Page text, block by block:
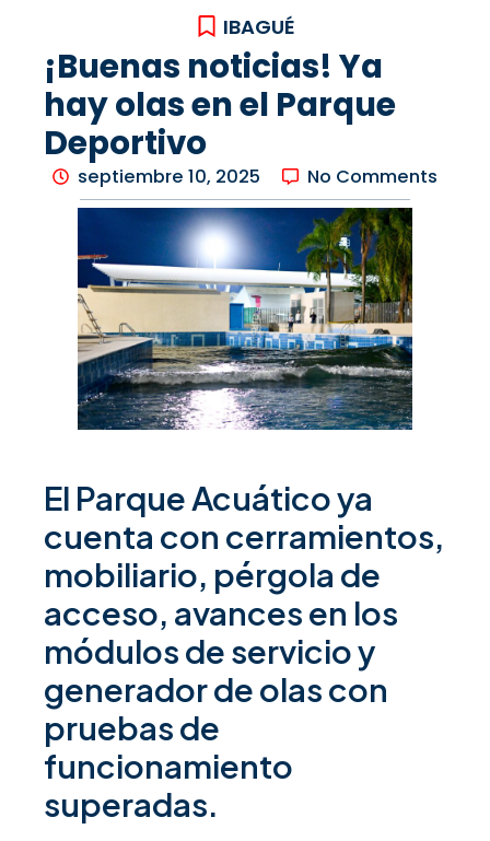
IBAGUÉ
¡Buenas noticias! Ya
hay olas en el Parque
Deportivo
septiembre 10, 2025 No Comments
El Parque Acuático ya
cuenta con cerramientos,
mobiliario, pérgola de
acceso, avances en los
módulos de servicio y
generador de olas con
pruebas de
funcionamiento
superadas.